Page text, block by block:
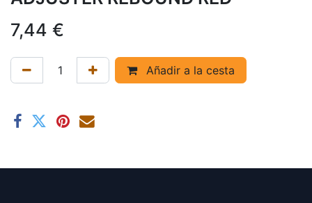
7,44 €
Añadir a la cesta